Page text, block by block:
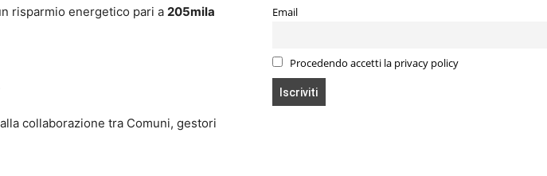
risparmio energetico pari a 205mila
collaborazione tra Comuni, gestori
Email
Procedendo accetti la privacy policy